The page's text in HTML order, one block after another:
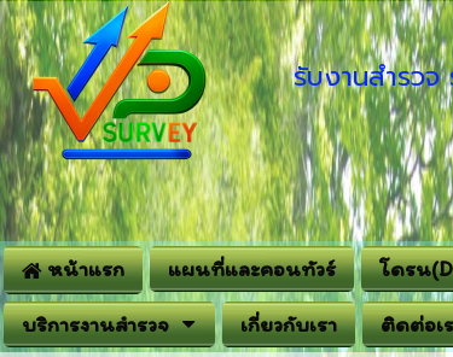
รับงานสำรว
หน้าแรก แผนที่และคอนทัวร์ โดรน
บริการงานสำรวจ เกี่ยวกับเรา ติดต่อเ